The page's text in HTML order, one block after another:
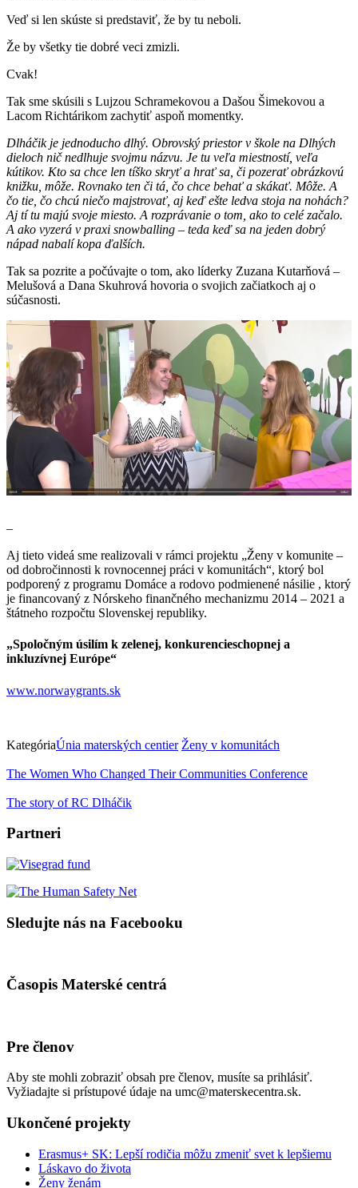
Veď si len skúste si predstaviť, že by tu neboli.
Že by všetky tie dobré veci zmizli.
Cvak!
Tak sme skúsili s Lujzou Schramekovou a Dašou Šimekovou a
Lacom Richtárikom zachytiť aspoň momentky.
Dlháčik je jednoducho dlhý. Obrovský priestor v škole na Dlhých
dieloch nič nedlhuje svojmu názvu. Je tu veľa miestností, veľa
kútikov. Kto sa chce len tíško skryť a hrať sa, či pozerať obrázkovú
knižku, môže. Rovnako ten či tá, čo chce behať a skákať. Môže. A
čo tie, čo chcú niečo majstrovať, aj keď ešte ledva stoja na nohách?
Aj tí tu majú svoje miesto. A rozprávanie o tom, ako to celé začalo.
A ako vyzerá v praxi snowballing – teda keď sa na jeden dobrý
nápad nabalí kopa ďalších.
Tak sa pozrite a počúvajte o tom, ako líderky Zuzana Kutarňová –
Melušová a Dana Skuhrová hovoria o svojich začiatkoch aj o
súčasnosti.
–
Aj tieto videá sme realizovali v rámci projektu „Ženy v komunite –
od dobročinnosti k rovnocennej práci v komunitách“, ktorý bol
podporený z programu Domáce a rodovo podmienené násilie , ktorý
je financovaný z Nórskeho finančného mechanizmu 2014 – 2021 a
štátneho rozpočtu Slovenskej republiky.
„Spoločným úsilím k zelenej, konkurencieschopnej a
inkluzívnej Európe“
www.norwaygrants.sk
KategóriaÚnia materských centier Ženy v komunitách
The Women Who Changed Their Communities Conference
The story of RC Dlháčik
Partneri
Sledujte nás na Facebooku
Časopis Materské centrá
Pre členov
Aby ste mohli zobraziť obsah pre členov, musíte sa prihlásiť.
Vyžiadajte si prístupové údaje na umc@materskecentra.sk.
Ukončené projekty
Erasmus+ SK: Lepší rodičia môžu zmeniť svet k lepšiemu
Láskavo do života
Ženy ženám